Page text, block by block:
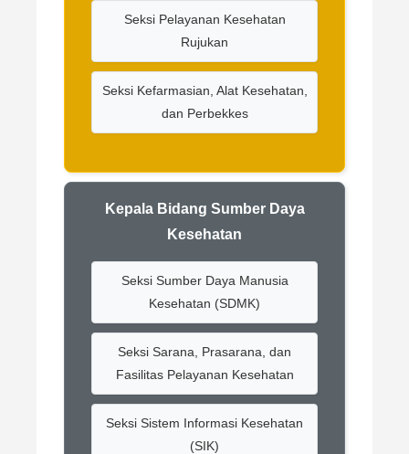
Seksi Pelayanan Kesehatan
Rujukan
Seksi Kefarmasian, Alat Kesehatan,
dan Perbekkes
Kepala Bidang Sumber Daya
Kesehatan
Seksi Sumber Daya Manusia
Kesehatan (SDMK)
Seksi Sarana, Prasarana, dan
Fasilitas Pelayanan Kesehatan
Seksi Sistem Informasi Kesehatan
(SIK)